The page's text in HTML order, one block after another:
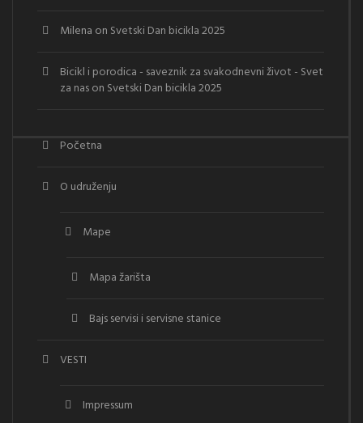
Milena on Svetski Dan bicikla 2025
Bicikl i porodica - saveznik za svakodnevni život - Svet
za nason Svetski Dan bicikla 2025
Početna
O udruženju
Mape
Mapa žarišta
Bajs servisi i servisne stanice
VESTI
Impressum